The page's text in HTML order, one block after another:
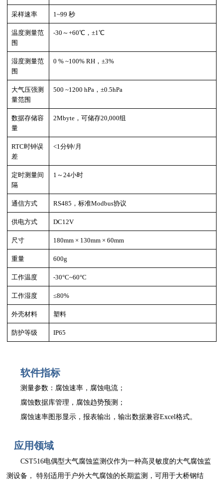
采样速率 1~99 秒
温度测量范
围
-30～+60℃，±1℃
湿度测量范
围
0 % ~100% RH，±3%
大气压强测
量范围
500 ~1200 hPa，±0.5hPa
数据存储容
量
2Mbyte，可储存20,000组
RTC时钟误
差
<1分钟/月
定时测量间
隔
1～24小时
通信方式 RS485，标准Modbus协议
供电方式 DC12V
尺寸 180mm × 130mm × 60mm
重量 600g
工作温度 -30°C~60°C
工作湿度 ≤80%
外壳材料 塑料
防护等级 IP65
软件指标
测量参数：腐蚀速率，腐蚀电流；
腐蚀数据库管理，腐蚀趋势预测；
腐蚀速率图形显示，报表输出，输出数据兼容Excel格式。
应用领域
CST516电偶型大气腐蚀监测仪作为一种高灵敏度的大气腐蚀监
测设备， 特别适用于户外大气腐蚀的长期监测，可用于大桥钢结